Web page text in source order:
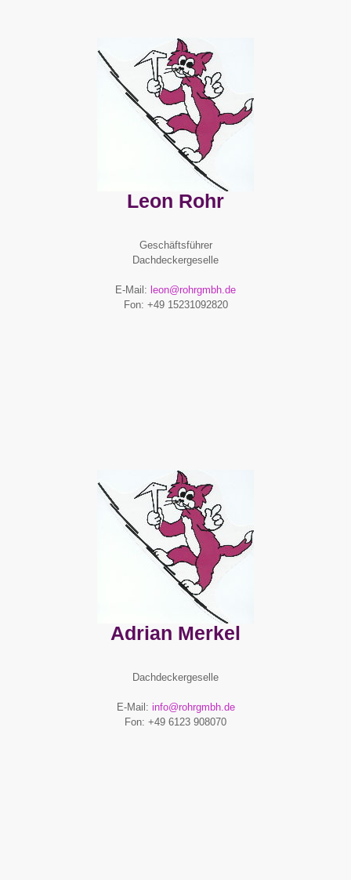
Leon Rohr
Geschäftsführer
Dachdeckergeselle
E-Mail: leon@rohrgmbh.de
Fon: +49 15231092820
Adrian Merkel
Dachdeckergeselle
E-Mail: info@rohrgmbh.de
Fon: +49 6123 908070